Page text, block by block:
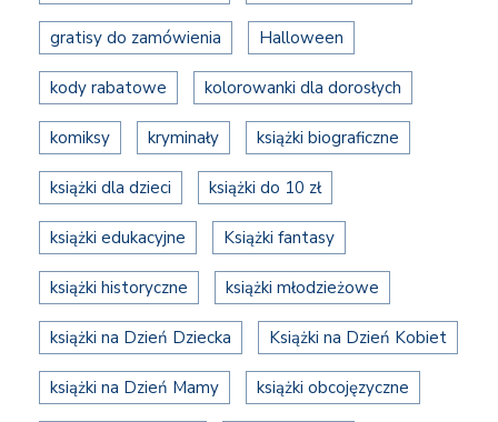
gratisy do zamówienia Halloween
kody rabatowe kolorowanki dla dorosłych
komiksy kryminały książki biograficzne
książki dla dzieci książki do 10 zł
książki edukacyjne Książki fantasy
książki historyczne książki młodzieżowe
książki na Dzień Dziecka Książki na Dzień Kobiet
książki na Dzień Mamy książki obcojęzyczne